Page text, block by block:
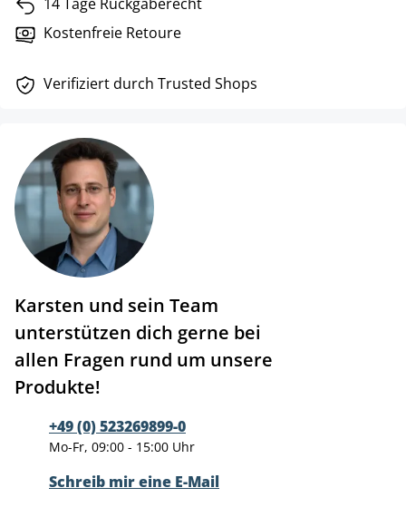
Kostenfreie Retoure
Verifiziert durch Trusted Shops
Karsten und sein Team
unterstützen dich gerne bei
allen Fragen rund um unsere
Produkte!
+49 (0) 523269899-0
Mo-Fr, 09:00 - 15:00 Uhr
Schreib mir eine E-Mail